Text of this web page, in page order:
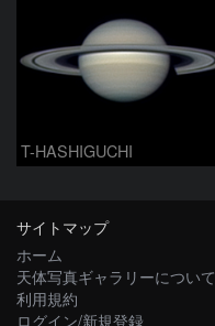
T-HASHIGUCHI
サイトマップ
ホーム
天体写真ギャラリーについて
利用規約
ログイン/新規登録